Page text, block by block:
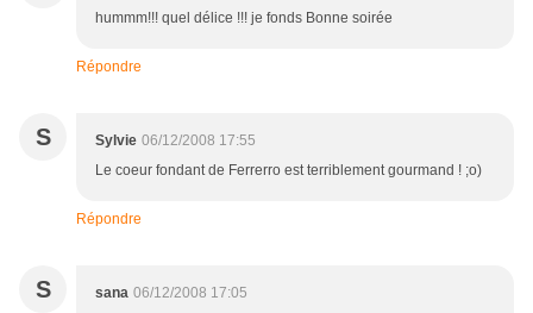
hummm!!! quel délice !!! je fonds Bonne soirée
Répondre
S Sylvie 06/12/2008 17:55
Le coeur fondant de Ferrerro est terriblement gourmand ! ;o)
Répondre
S sana 06/12/2008 17:05